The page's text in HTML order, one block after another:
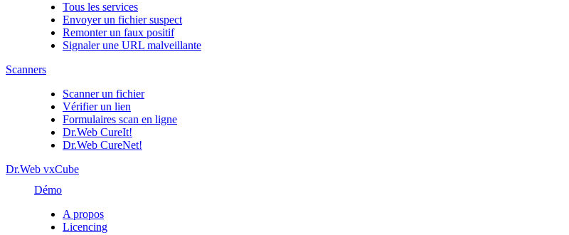
Tous les services
Envoyer un fichier suspect
Remonter un faux positif
Signaler une URL malveillante
Scanners
Scanner un fichier
Vérifier un lien
Formulaires scan en ligne
Dr.Web CureIt!
Dr.Web CureNet!
Dr.Web vxCube
Démo
A propos
Licencing